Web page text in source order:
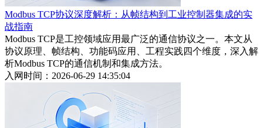
Modbus TCP协议深度解析：从帧结构到工业控制器集成的实
战指南
Modbus TCP是工控领域应用最广泛的通信协议之一。本文从
协议原理、帧结构、功能码应用、工程实践四个维度，深入解
析Modbus TCP的通信机制和集成方法。
入网时间：2026-06-29 14:35:04